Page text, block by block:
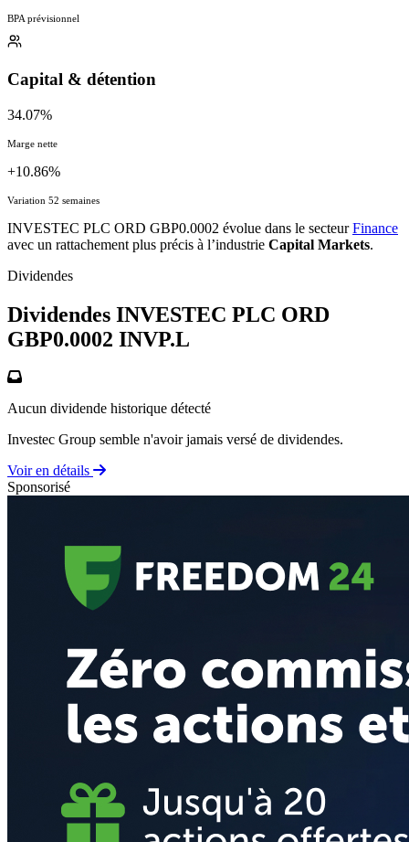
BPA prévisionnel
Capital & détention
34.07%
Marge nette
+10.86%
Variation 52 semaines
INVESTEC PLC ORD GBP0.0002 évolue dans le secteurFinance
avec un rattachement plus précis à l’industrie Capital Markets.
Dividendes
Dividendes INVESTEC PLC ORD
GBP0.0002 INVP.L
Aucun dividende historique détecté
Investec Group semble n'avoir jamais versé de dividendes.
Voir en détails
Sponsorisé